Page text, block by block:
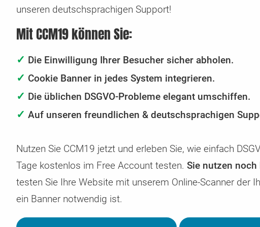
Security & DSGVO Reporting
Regelmäßiger Check auf Sicherheitslücken & DSGVO
Probleme
Gleittarife
Automatisiertes Up- und Downgraden Ihres Tarifs je nach
Bedarfslage
CMS & Shops mit CCM19
Hier finden Sie die Anleitung für die Integration in diverse
Shop & CMS Systeme
Zugangsdaten übermitteln
Sie möchten uns auf sichere Weise Zugangsdaten
übermitteln? Das können Sie hier.
unseren deutschsprachigen Support!
Mit CCM19 können Sie:
✓ Die Einwilligung Ihrer Besucher sicher abholen.
✓ Cookie Banner in jedes System integrieren.
✓ Die üblichen DSGVO-Probleme elegant umschiffen.
✓ Auf unseren freundlichen & deutschsprachigen
Nutzen Sie CCM19 jetzt und erleben Sie, wie einfach
Tage kostenlos im Free Account testen. Sie nutzen noch
testen Sie Ihre Website mit unserem Online-Scanner der
ein Banner notwendig ist.